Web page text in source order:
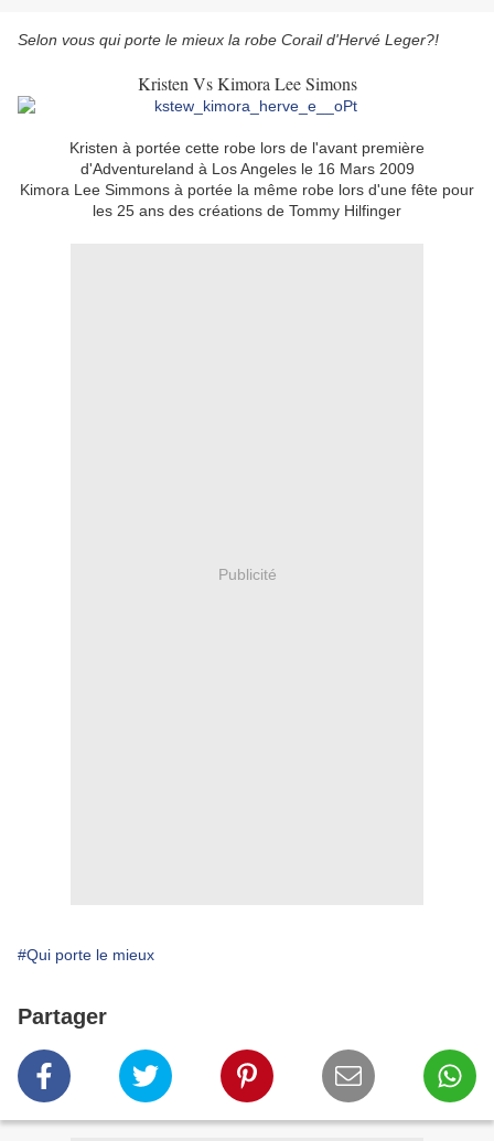
Selon vous qui porte le mieux la robe Corail d'Hervé Leger?!
Kristen Vs Kimora Lee Simons
Kristen à portée cette robe lors de l'avant première
d'Adventureland à Los Angeles le 16 Mars 2009
Kimora Lee Simmons à portée la même robe lors d'une fête pour
les 25 ans des créations de Tommy Hilfinger
Publicité
#Qui porte le mieux
Partager